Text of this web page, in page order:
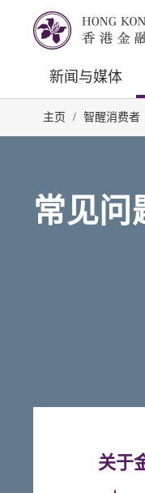
新闻与媒体
主页 / 智醒消费者
常见问
关于